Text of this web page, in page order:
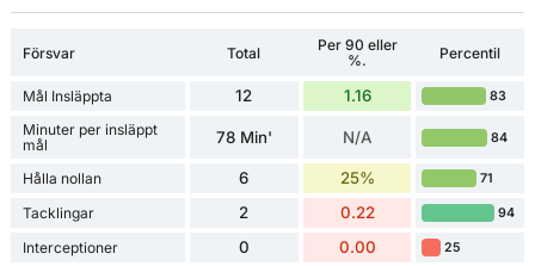
Försvar Total
Per 90 eller
%.
Percentil
Mål Insläppta 12 1.16 83
Minuter per insläppt
mål
78 Min' N/A 84
Hålla nollan 6 25% 71
Tacklingar 2 0.22 94
Interceptioner 0 0.00 25